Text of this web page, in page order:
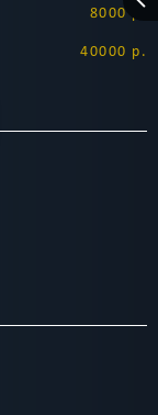
8000 р.
40000 р.